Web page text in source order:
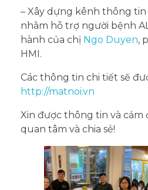
– Xây dựng kênh thông tin
nhằm hỗ trợ người bệnh
hành của chị Ngo Duyen,
HMI.
Các thông tin chi tiết sẽ
http://matnoi.vn
Xin được thông tin và cảm
quan tâm và chia sẻ!